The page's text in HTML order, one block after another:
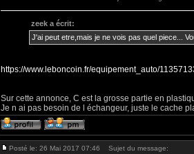
zeek a écrit:
J'ai peut etre,mais je ne vois pas quel piece...
https://www.leboncoin.fr/equipement_auto/
Sur cette annonce, C est la grosse partie en
Je n ai pas besoin de l échangeur, juste le cache
Posté le: 26 Mai 2017 07:46 Sujet du message: